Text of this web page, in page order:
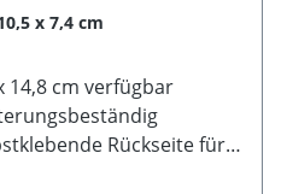
x 7,4 cm
14,8 cm verfügbar
Rückseite für